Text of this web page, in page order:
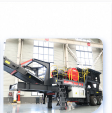
颚式破碎机带不带电机？
料能破碎吗？推荐用什么机器？
一小时产能多大？是用电的还是燃油的？
右的制砂机大概什么价位？
英砂全套设备有哪些？